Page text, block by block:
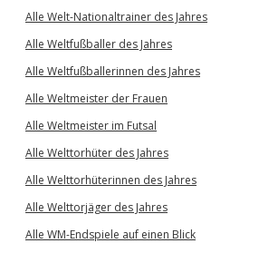
Alle Welt-Nationaltrainer des Jahres
Alle Weltfußballer des Jahres
Alle Weltfußballerinnen des Jahres
Alle Weltmeister der Frauen
Alle Weltmeister im Futsal
Alle Welttorhüter des Jahres
Alle Welttorhüterinnen des Jahres
Alle Welttorjäger des Jahres
Alle WM-Endspiele auf einen Blick